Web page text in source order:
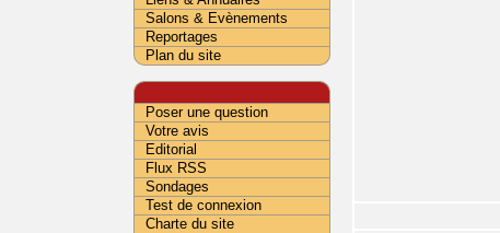
Salons & Evènements
Reportages
Plan du site
Poser une question
Votre avis
Editorial
Flux RSS
Sondages
Test de connexion
Charte du site